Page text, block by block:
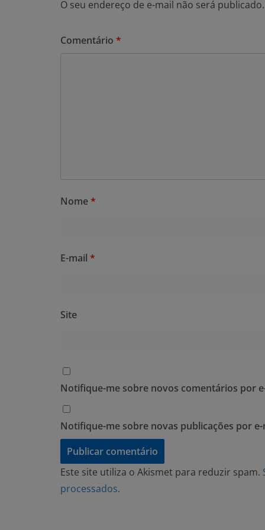
O seu endereço de e-mail não será publicado.
Comentário *
Nome*
E-mail *
Site
Notifique-me sobre novos comentários por
Notifique-me sobre novas publicações por e-
Este site utiliza o Akismet para reduzir spam.
processados.